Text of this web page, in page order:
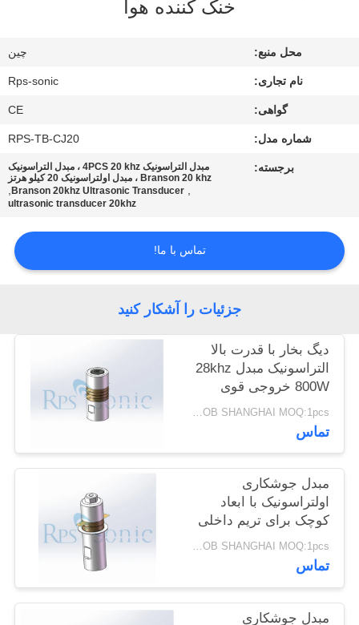
بگیرید
موارد
سیاست
حفظ
حریم
خصوصی
خنک کننده هوا
محل منبع: چین
نام تجاری: Rps-sonic
گواهی: CE
شماره مدل: RPS-TB-CJ20
برجسته:
مبدل التراسونیک 4PCS 20 khz ، مبدل التراسونیک
Branson 20 khz ، مبدل اولتراسونیک 20 کیلو هرتز
,
Branson 20khz Ultrasonic Transducer
,
ultrasonic transducer 20khz
تماس با ما!
جزئیات را آشکار کنید
دیگ بخار با قدرت بالا
التراسونیک مبدل 28khz
800W خروجی قوی
USD150/PC FOB SHANGHAI MOQ:1pcs
تماس
مبدل جوشکاری
اولتراسونیک با ابعاد
کوچک برای تریم داخلی
خودرو
USD150/PC FOB SHANGHAI MOQ:1pcs
تماس
مبدل جوشکاری